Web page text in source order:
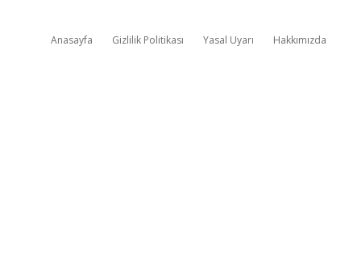
Anasayfa Gizlilik Politikası Yasal Uyarı Hakkımızda